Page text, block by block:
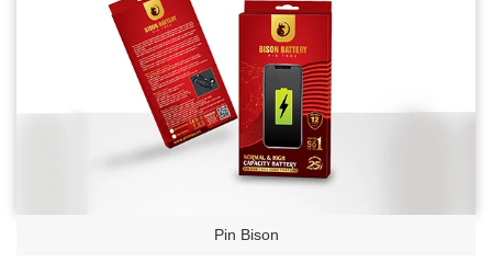
Pin Bison